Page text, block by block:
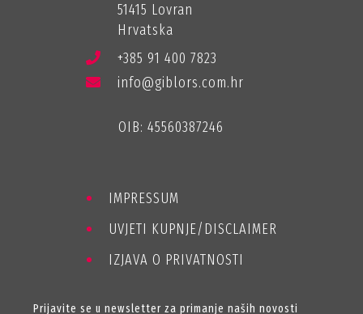
51415 Lovran
Hrvatska
+385 91 400 7823
info@giblors.com.hr
OIB: 45560387246
IMPRESSUM
UVJETI KUPNJE/DISCLAIMER
IZJAVA O PRIVATNOSTI
Prijavite se u newsletter za primanje naših novosti